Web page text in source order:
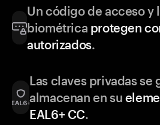
Un código de acceso y
biométrica protegen
autorizados.
Las claves privadas se
almacenan en su
EAL6+ CC.